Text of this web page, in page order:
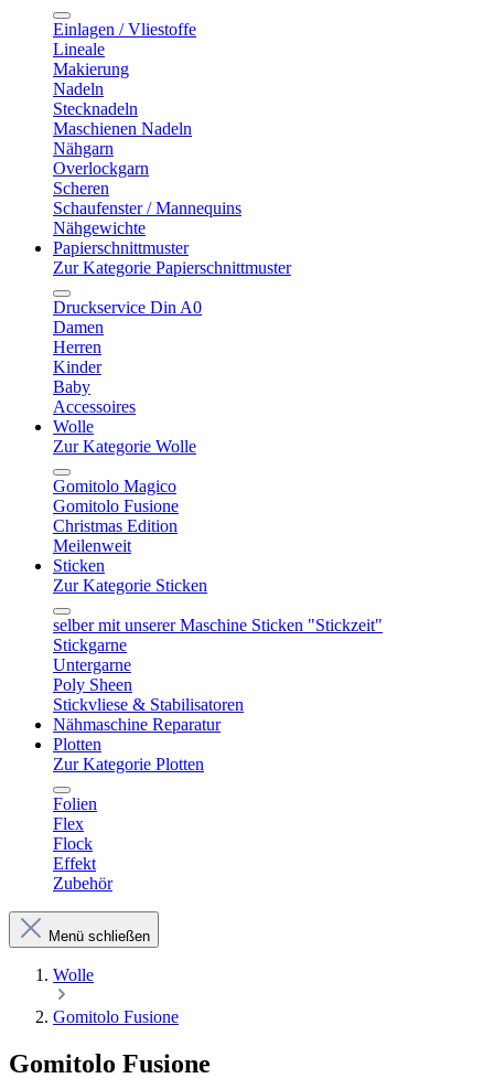
Einlagen / Vliestoffe
Lineale
Makierung
Nadeln
Stecknadeln
Maschienen Nadeln
Nähgarn
Overlockgarn
Scheren
Schaufenster / Mannequins
Nähgewichte
Papierschnittmuster
Zur Kategorie Papierschnittmuster
Druckservice Din A0
Damen
Herren
Kinder
Baby
Accessoires
Wolle
Zur Kategorie Wolle
Gomitolo Magico
Gomitolo Fusione
Christmas Edition
Meilenweit
Sticken
Zur Kategorie Sticken
selber mit unserer Maschine Sticken "Stickzeit"
Stickgarne
Untergarne
Poly Sheen
Stickvliese & Stabilisatoren
Nähmaschine Reparatur
Plotten
Zur Kategorie Plotten
Folien
Flex
Flock
Effekt
Zubehör
Menü schließen
Wolle
Gomitolo Fusione
Gomitolo Fusione